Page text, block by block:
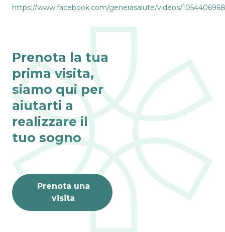
https://www.facebook.com/generasalute/videos/
Prenota la tua
prima visita,
siamo qui per
aiutarti a
realizzare il
tuo sogno
Prenota una
visita
VISITE ONLINE